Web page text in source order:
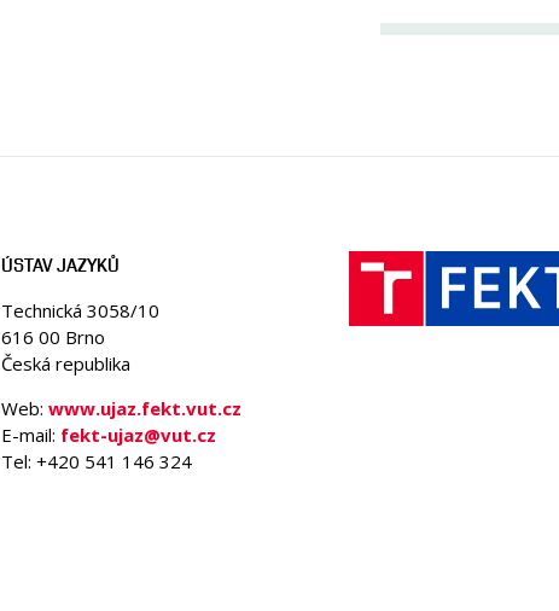
ÚSTAV JAZYKŮ
Technická 3058/10
616 00 Brno
Česká republika
Web: www.ujaz.fekt.vut.cz
E-mail: fekt-ujaz@vut.cz
Tel: +420 541 146 324